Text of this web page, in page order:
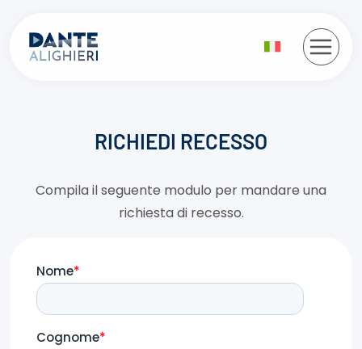
contenuto
RICHIEDI RECESSO
Compila il seguente modulo per mandare una
richiesta di recesso.